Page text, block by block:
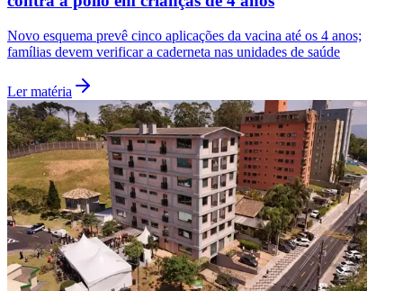
Santos
Novo esquema prevê cinco aplicações da vacina até os 4 anos;
famílias devem verificar a caderneta nas unidades de saúde
Ler matéria